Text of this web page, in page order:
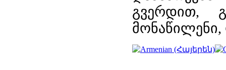
გვერდით,